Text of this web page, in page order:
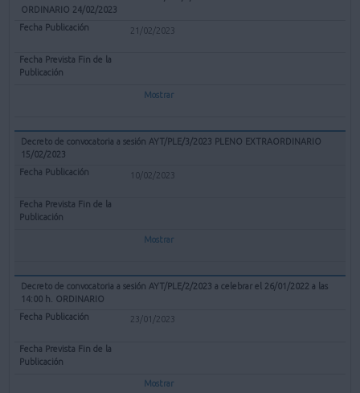
ORDINARIO 24/02/2023
21/02/2023
Mostrar
Decreto de convocatoria a sesión AYT/PLE/3/2023 PLENO EXTRAORDINARIO
15/02/2023
10/02/2023
Mostrar
Decreto de convocatoria a sesión AYT/PLE/2/2023 a celebrar el 26/01/2022 a las
14:00 h. ORDINARIO
23/01/2023
Mostrar